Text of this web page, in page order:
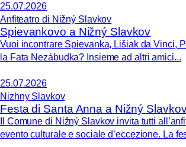
25.07.2026
Anfiteatro di Nižný Slavkov
Spievankovo a Nižný Slavkov
Vuoi incontrare Spievanka, Lišiak da Vinci,
la Fata Nezábudka? Insieme ad altri amici...
25.07.2026
Nizhny Slavkov
Festa di Santa Anna a Nižný
Il Comune di Nižný Slavkov invita tutti
evento culturale e sociale d’eccezione. La